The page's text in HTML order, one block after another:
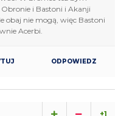
i Bastoni i Akanji
obaj nie mogą, więc Bastoni
Acerbi.
ODPOWIEDZ
+1